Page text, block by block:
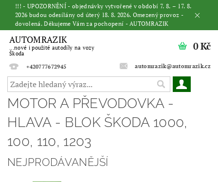
!!! - UPOZORNĚNÍ - objednávky vytvořené v období 7. 8. – 17. 8.
2026 budou odesílány od úterý 18. 8. 2026. Omezený provoz -
dovolená. Děkujeme Vám za pochopení - AUTOMRAZIK
AUTOMRAZIK
...nové i použité autodíly na vozy
Škoda
+420777672945
automrazik@automrazik.cz
0 Kč
MOTOR A PŘEVODOVKA -
HLAVA - BLOK ŠKODA 1000,
100, 110, 1203
NEJPRODÁVANĚJŠÍ